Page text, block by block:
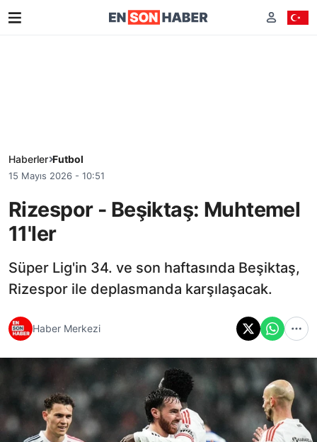
Haberler Futbol
15 Mayıs 2026 - 10:51
Rizespor - Beşiktaş: Muhtemel
11'ler
Süper Lig'in 34. ve son haftasında Beşiktaş,
Rizespor ile deplasmanda karşılaşacak.
Haber Merkezi